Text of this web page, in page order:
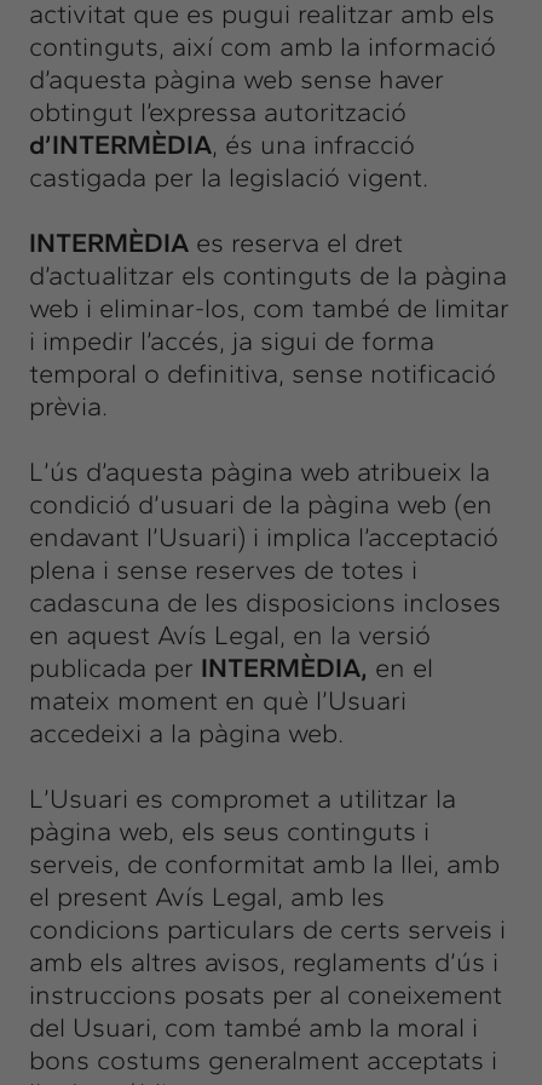
activitat que es pugui realitzar amb els
continguts, així com amb la informació
d’aquesta pàgina web sense haver
obtingut l’expressa autorització
d’INTERMÈDIA, és una infracció
castigada per la legislació vigent.
INTERMÈDIA es reserva el dret
d’actualitzar els continguts de la pàgina
web i eliminar-los, com també de limitar
i impedir l’accés, ja sigui de forma
temporal o definitiva, sense notificació
prèvia.
L’ús d’aquesta pàgina web atribueix la
condició d’usuari de la pàgina web (en
endavant l’Usuari) i implica l’acceptació
plena i sense reserves de totes i
cadascuna de les disposicions incloses
en aquest Avís Legal, en la versió
publicada per INTERMÈDIA, en el
mateix moment en què l’Usuari
accedeixi a la pàgina web.
L’Usuari es compromet a utilitzar la
pàgina web, els seus continguts i
serveis, de conformitat amb la llei, amb
el present Avís Legal, amb les
condicions particulars de certs serveis i
amb els altres avisos, reglaments d’ús i
instruccions posats per al coneixement
del Usuari, com també amb la moral i
bons costums generalment acceptats i